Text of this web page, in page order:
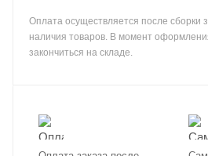
Оплата осуществляется после сборки
наличия товаров. В момент
закончиться на складе.